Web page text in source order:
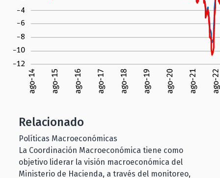
Relacionado
Políticas Macroeconómicas
La Coordinación Macroeconómica tiene como
objetivo liderar la visión macroeconómica del
Ministerio de Hacienda, a través del monitoreo,